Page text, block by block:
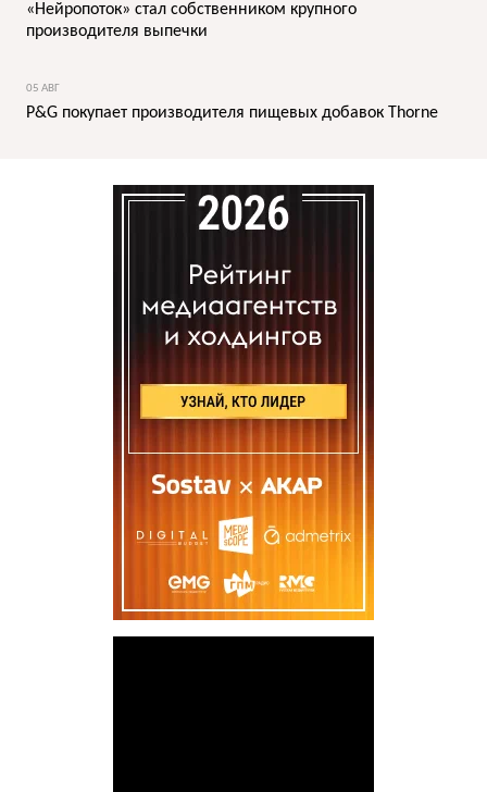
«Нейропоток» стал собственником крупного
производителя выпечки
05 АВГ
P&G покупает производителя пищевых добавок Thorne